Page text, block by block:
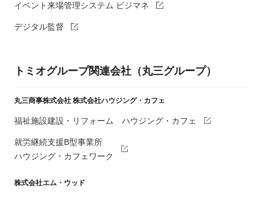
イベント来場管理システム ビジマネ
デジタル監督
トミオグループ関連会社（丸三グループ）
丸三商事株式会社 株式会社ハウジング・カフェ
福祉施設建設・リフォーム ハウジング・カフェ
就労継続支援B型事業所
ハウジング・カフェワーク
株式会社エム・ウッド